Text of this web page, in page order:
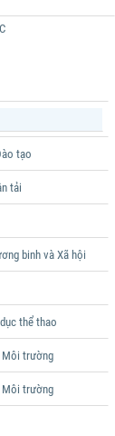
tạo
tải
binh và Xã hội
thể thao
Môi trường
Môi trường